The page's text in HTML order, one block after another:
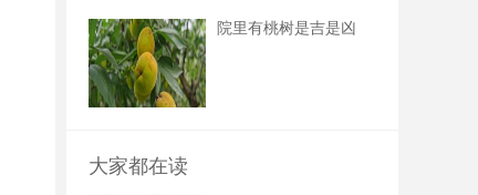
院里有桃树是吉是凶
大家都在读